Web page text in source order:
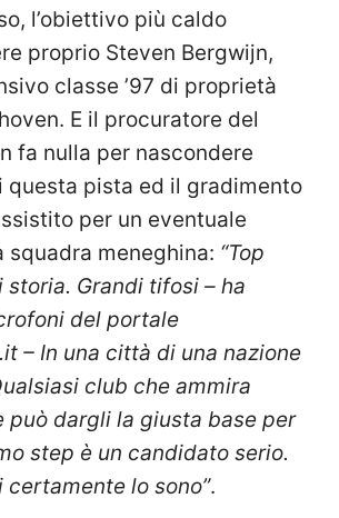
l’obiettivo più caldo
proprio Steven Bergwijn,
classe ’97 di proprietà
E il procuratore del
fa nulla per nascondere
questa pista ed il gradimento
per un eventuale
squadra meneghina: “Top
Grandi tifosi – ha
del portale
– In una città di una nazione
club che ammira
può dargli la giusta base per
step è un candidato serio.
certamente lo sono”.